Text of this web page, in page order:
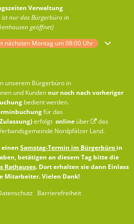
Verwaltung
ist nur das Bürgerbüro in
geöffnet)
oder Schließzeiten auszublenden
nächsten Montag um 08:00 Uhr
unserem Bürgerbüro in
und Kunden nur noch nach vorheriger
bedient werden.
für das
erfolgt online über
das
Nordpfälzer Land.
einen Samstag-Termin im Bürgerbüro in
betätigen an diesem Tag bitte die
Rathauses. Dort erhalten sie dann Einlass
Mitarbeiter. Vielen Dank!
Barrierefreiheit